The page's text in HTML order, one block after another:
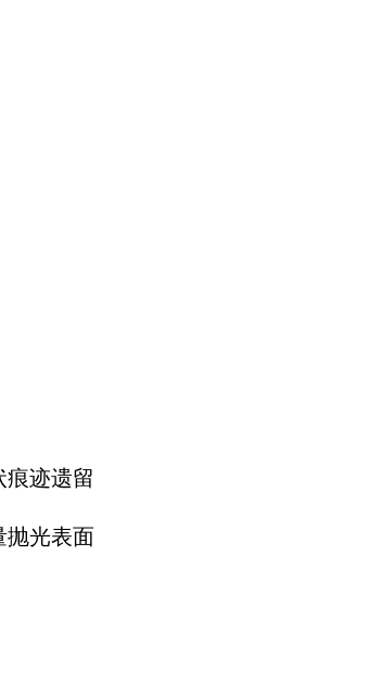
迹遗留
光表面